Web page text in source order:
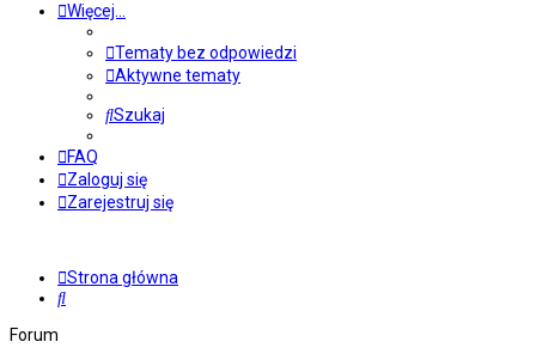
Więcej…
Tematy bez odpowiedzi
Aktywne tematy
Szukaj
FAQ
Zaloguj się
Zarejestruj się
Strona główna
Szukaj
Forum